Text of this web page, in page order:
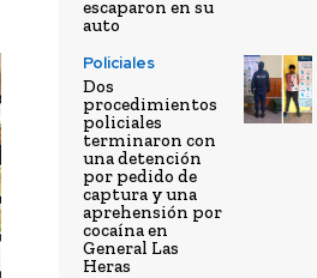
escaparon en su
auto
Policiales
Dos
procedimientos
policiales
terminaron con
una detención
por pedido de
captura y una
aprehensión por
cocaína en
General Las
Heras